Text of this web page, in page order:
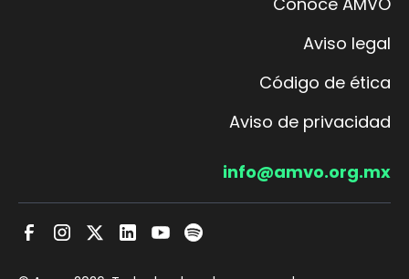
Aviso legal
Código de ética
Aviso de privacidad
info@amvo.org.mx